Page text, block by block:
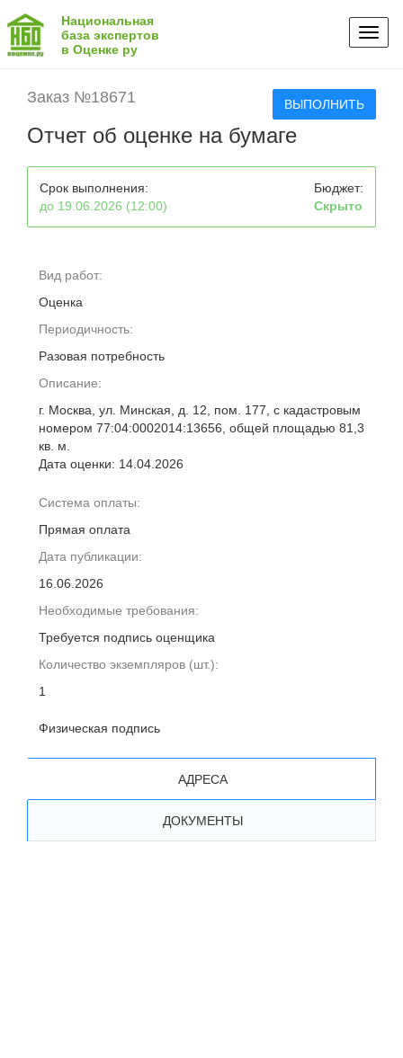
Национальная
база экспертов
в Оценке ру
Заказ №18671 ВЫПОЛНИТЬ
Отчет об оценке на бумаге
Срок выполнения:
до 19.06.2026 (12:00)
Бюджет:
Скрыто
Вид работ:
Оценка
Периодичность:
Разовая потребность
Описание:
г. Москва, ул. Минская, д. 12, пом. 177, с кадастровым
номером 77:04:0002014:13656, общей площадью 81,3
кв. м.
Дата оценки: 14.04.2026
Система оплаты:
Прямая оплата
Дата публикации:
16.06.2026
Необходимые требования:
Требуется подпись оценщика
Количество экземпляров (шт.):
1
Физическая подпись
АДРЕСА
ДОКУМЕНТЫ